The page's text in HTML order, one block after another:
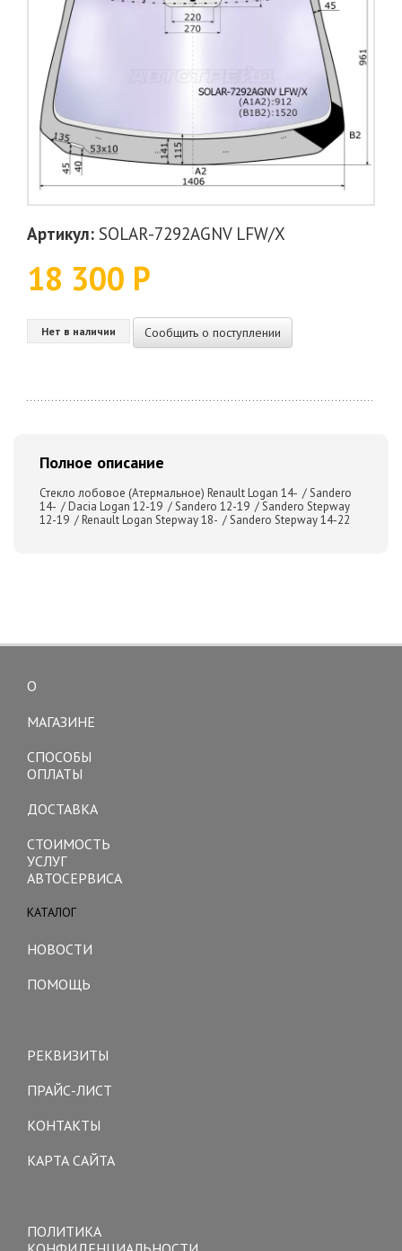
Артикул: SOLAR-7292AGNV LFW/X
18 300 Р
Нет в наличии Сообщить о поступлении
Полное описание
Стекло лобовое (Атермальное) Renault Logan 14- / Sandero
14- / Dacia Logan 12-19 / Sandero 12-19 / Sandero Stepway
12-19 / Renault Logan Stepway 18- / Sandero Stepway 14-22
О
МАГАЗИНЕ
СПОСОБЫ
ОПЛАТЫ
ДОСТАВКА
СТОИМОСТЬ
УСЛУГ
АВТОСЕРВИСА
КАТАЛОГ
НОВОСТИ
ПОМОЩЬ
РЕКВИЗИТЫ
ПРАЙС-ЛИСТ
КОНТАКТЫ
КАРТА САЙТА
ПОЛИТИКА